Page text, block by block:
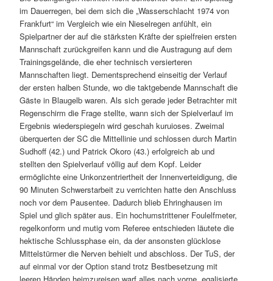
im Dauerregen, bei dem sich die „Wasserschlacht 1974 von
Frankfurt“ im Vergleich wie ein Nieselregen anfühlt, ein
Spielpartner der auf die stärksten Kräfte der spielfreien ersten
Mannschaft zurückgreifen kann und die Austragung auf dem
Trainingsgelände, die eher technisch versierteren
Mannschaften liegt. Dementsprechend einseitig der Verlauf
der ersten halben Stunde, wo die taktgebende Mannschaft die
Gäste in Blaugelb waren. Als sich gerade jeder Betrachter mit
Regenschirm die Frage stellte, wann sich der Spielverlauf im
Ergebnis wiederspiegeln wird geschah kuruioses. Zweimal
überquerten der SC die Mittellinie und schlossen durch Martin
Sudhoff (42.) und Patrick Okoro (43.) erfolgreich ab und
stellten den Spielverlauf völlig auf dem Kopf. Leider
ermöglichte eine Unkonzentriertheit der Innenverteidigung, die
90 Minuten Schwerstarbeit zu verrichten hatte den Anschluss
noch vor dem Pausentee. Dadurch blieb Ehringhausen im
Spiel und glich später aus. Ein hochumstrittener Foulelfmeter,
regelkonform und mutig vom Referee entschieden läutete die
hektische Schlussphase ein, da der ansonsten glücklose
Mittelstürmer die Nerven behielt und abschloss. Der TuS, der
auf einmal vor der Option stand trotz Bestbesetzung mit